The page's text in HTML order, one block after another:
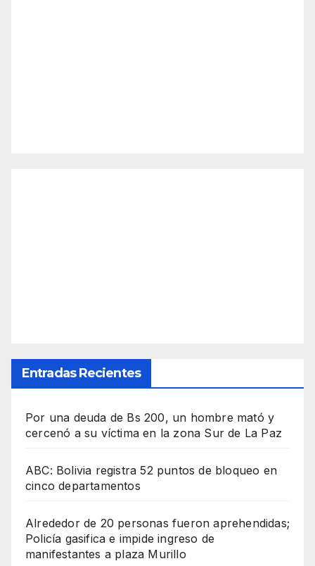
Entradas Recientes
Por una deuda de Bs 200, un hombre mató y
cercenó a su víctima en la zona Sur de La Paz
ABC: Bolivia registra 52 puntos de bloqueo en
cinco departamentos
Alrededor de 20 personas fueron aprehendidas;
Policía gasifica e impide ingreso de
manifestantes a plaza Murillo